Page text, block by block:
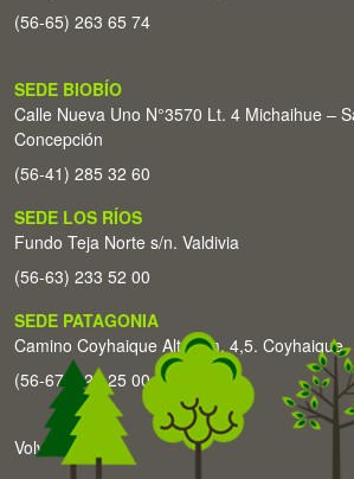
(56-65) 263 65 74
SEDE BIOBÍO
Calle Nueva Uno N°3570 Lt. 4 Michaihue –
Concepción
(56-41) 285 32 60
SEDE LOS RÍOS
Fundo Teja Norte s/n. Valdivia
(56-63) 233 52 00
SEDE PATAGONIA
Camino Coyhaique Alto Km. 4,5. Coyhaique
(56-67) 226 25 00
Volver arriba